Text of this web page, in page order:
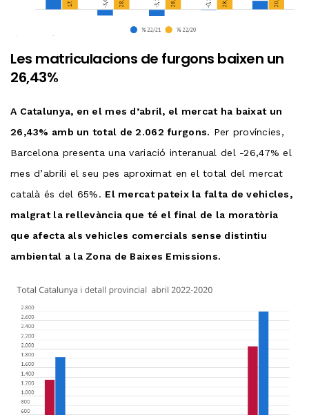
Les matriculacions de furgons baixen un
26,43%
A Catalunya, en el mes d’abril, el mercat ha baixat un
26,43% amb un total de 2.062 furgons. Per províncies,
Barcelona presenta una variació interanual del -26,47% el
mes d’abrili el seu pes aproximat en el total del mercat
català és del 65%. El mercat pateix la falta de vehicles,
malgrat la rellevància que té el final de la moratòria
que afecta als vehicles comercials sense distintiu
ambiental a la Zona de Baixes Emissions.